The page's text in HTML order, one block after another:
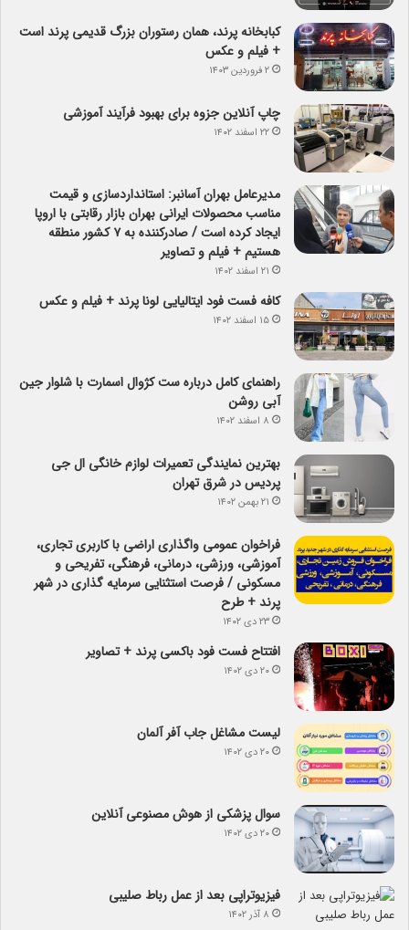
کبابخانه پرند، همان رستوران بزرگ قدیمی پرند است
+ فیلم و عکس
۲ فروردین ۱۴۰۳
چاپ آنلاین جزوه برای بهبود فرآیند آموزشی
۲۲ اسفند ۱۴۰۲
مدیرعامل بهران آسانبر: استانداردسازی و قیمت
مناسب محصولات ایرانی بهران بازار رقابتی با اروپا
ایجاد کرده است / صادرکننده به ۷ کشور منطقه
هستیم + فیلم و تصاویر
۲۱ اسفند ۱۴۰۲
کافه فست فود ایتالیایی لونا پرند + فیلم و عکس
۱۵ اسفند ۱۴۰۲
راهنمای کامل درباره ست کژوال اسمارت با شلوار جین
آبی روشن
۸ اسفند ۱۴۰۲
بهترین نمایندگی تعمیرات لوازم خانگی ال جی
پردیس در شرق تهران
۲۱ بهمن ۱۴۰۲
فراخوان عمومی واگذاری اراضی با کاربری تجاری،
آموزشی، ورزشی، درمانی، فرهنگی، تفریحی و
مسکونی / فرصت استثنایی سرمایه گذاری در شهر
پرند + طرح
۲۳ دی ۱۴۰۲
افتتاح فست فود باکسی پرند + تصاویر
۲۰ دی ۱۴۰۲
لیست مشاغل جاب آفر آلمان
۲۰ دی ۱۴۰۲
سوال پزشکی از هوش مصنوعی آنلاین
۲۰ دی ۱۴۰۲
فیزیوتراپی بعد از عمل رباط صلیبی
۸ آذر ۱۴۰۲